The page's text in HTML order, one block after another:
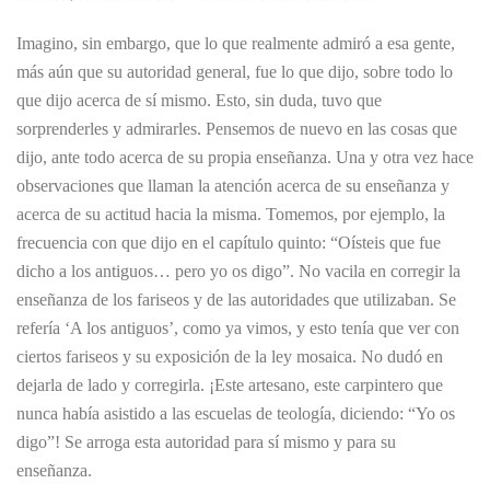
Imagino, sin embargo, que lo que realmente admiró a esa gente,
más aún que su autoridad general, fue lo que dijo, sobre todo lo
que dijo acerca de sí mismo. Esto, sin duda, tuvo que
sorprenderles y admirarles. Pensemos de nuevo en las cosas que
dijo, ante todo acerca de su propia enseñanza. Una y otra vez hace
observaciones que llaman la atención acerca de su enseñanza y
acerca de su actitud hacia la misma. Tomemos, por ejemplo, la
frecuencia con que dijo en el capítulo quinto: “Oísteis que fue
dicho a los antiguos… pero yo os digo”. No vacila en corregir la
enseñanza de los fariseos y de las autoridades que utilizaban. Se
refería ‘A los antiguos’, como ya vimos, y esto tenía que ver con
ciertos fariseos y su exposición de la ley mosaica. No dudó en
dejarla de lado y corregirla. ¡Este artesano, este carpintero que
nunca había asistido a las escuelas de teología, diciendo: “Yo os
digo”! Se arroga esta autoridad para sí mismo y para su
enseñanza.